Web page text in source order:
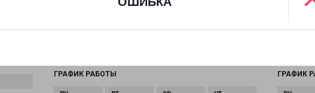
ГРАФИК РАБОТЫ ГРАФИК